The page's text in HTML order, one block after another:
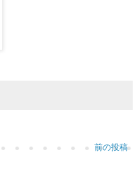
前の投稿